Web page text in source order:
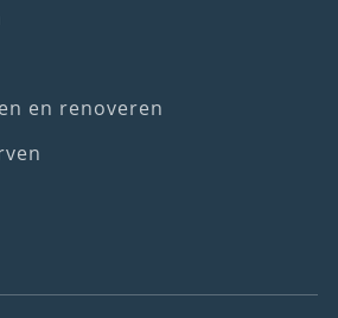
en renoveren